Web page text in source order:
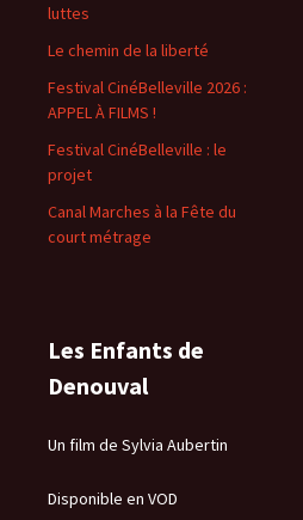
luttes
Le chemin de la liberté
Festival CinéBelleville 2026 :
APPEL À FILMS !
Festival CinéBelleville : le
projet
Canal Marches à la Fête du
court métrage
Les Enfants de
Denouval
Un film de Sylvia Aubertin
Disponible en VOD